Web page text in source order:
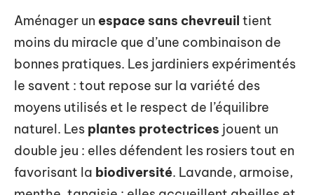
Aménager un espace sans chevreuil tient
moins du miracle que d’une combinaison de
bonnes pratiques. Les jardiniers expérimentés
le savent : tout repose sur la variété des
moyens utilisés et le respect de l’équilibre
naturel. Les plantes protectrices jouent un
double jeu : elles défendent les rosiers tout en
favorisant la biodiversité. Lavande, armoise,